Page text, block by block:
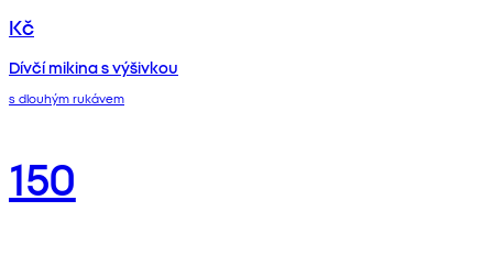
Kč
Dívčí mikina s výšivkou
s dlouhým rukávem
150